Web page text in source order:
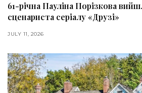
61-річна Пауліна Порізкова
сценариста серіалу «Друзі»
JULY 11, 2026